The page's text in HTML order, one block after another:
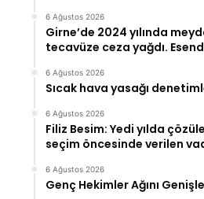
6 Ağustos 2026
Girne’de 2024 yılında
tecavüze ceza yağdı.
6 Ağustos 2026
Sıcak hava yasağı
6 Ağustos 2026
Filiz Besim: Yedi yılda
seçim öncesinde verilen
6 Ağustos 2026
Genç Hekimler Ağını